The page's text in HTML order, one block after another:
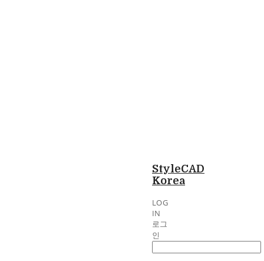
StyleCAD
Korea
LOG
IN
로그
인